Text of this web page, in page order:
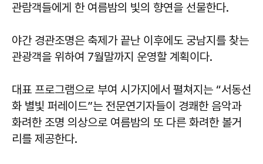
관람객들에게 한 여름밤의 빛의 향연을 선물한다.
야간 경관조명은 축제가 끝난 이후에도 궁남지를 찾는
관광객을 위하여 7월말까지 운영할 계획이다.
대표 프로그램으로 부여 시가지에서 펼쳐지는 “서동선
화 별빛 퍼레이드”는 전문연기자들이 경쾌한 음악과
화려한 조명 의상으로 여름밤의 또 다른 화려한 볼거
리를 제공한다.